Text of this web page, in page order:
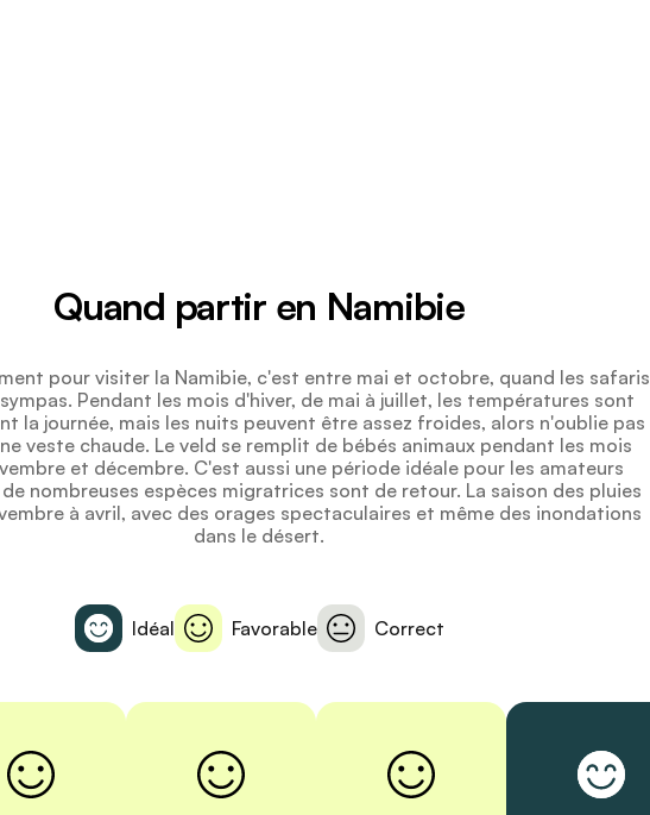
Quand partir en Namibie
pour visiter la Namibie, c'est entre mai et octobre, quand les safaris
Pendant les mois d'hiver, de mai à juillet, les températures sont
la journée, mais les nuits peuvent être assez froides, alors n'oublie pas
veste chaude. Le veld se remplit de bébés animaux pendant les mois
et décembre. C'est aussi une période idéale pour les amateurs
nombreuses espèces migratrices sont de retour. La saison des pluies
à avril, avec des orages spectaculaires et même des inondations
dans le désert.
Idéal Favorable Correct